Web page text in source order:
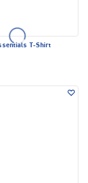
T-Shirt